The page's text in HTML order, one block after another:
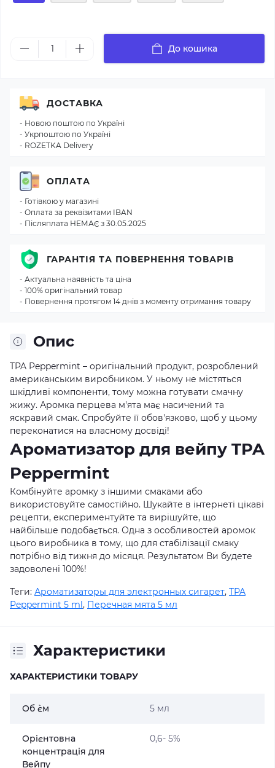
До кошика
Опис
TPA Peppermint – оригінальний продукт, розроблений
американським виробником. У ньому не містяться
шкідливі компоненти, тому можна готувати смачну
жижу. Аромка перцева м'ята має насичений та
яскравий смак. Спробуйте її обов'язково, щоб у цьому
переконатися на власному досвіді!
Ароматизатор для вейпу TPA
Peppermint
Комбінуйте аромку з іншими смаками або
використовуйте самостійно. Шукайте в інтернеті цікаві
рецепти, експериментуйте та вирішуйте, що
найбільше подобається. Одна з особливостей аромок
цього виробника в тому, що для стабілізації смаку
потрібно від тижня до місяця. Результатом Ви будете
задоволені 100%!
Теги: Ароматизаторы для электронных сигарет, TPA
Peppermint 5 ml, Перечная мята 5 мл
Характеристики
ХАРАКТЕРИСТИКИ ТОВАРУ
Об `єм 5 мл
Орієнтовна
концентрація для
Вейпу
0,6- 5%
ДОСТАВКА
- Новою поштою по Україні
- Укрпоштою по Україні
- ROZETKA Delivery
ОПЛАТА
- Готівкою у магазині
- Оплата за реквізитами IBAN
- Післяплата НЕМАЄ з 30.05.2025
ГАРАНТІЯ ТА ПОВЕРНЕННЯ ТОВАРІВ
- Актуальна наявність та ціна
- 100% оригінальний товар
- Повернення протягом 14 днів з моменту отримання товару